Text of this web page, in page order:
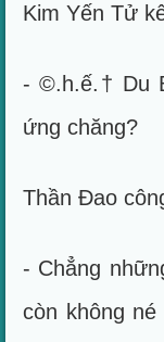
Kim Yến Tử
- ©.h.ế.† Du
ứng chăng?
Thần Đao
- Chẳng
còn không